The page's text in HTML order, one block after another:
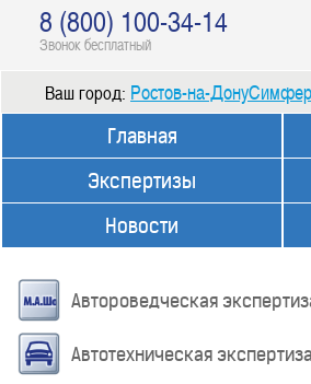
8 (800) 100-34-14
Звонок бесплатный
Ваш город: Ростов-на-
Главная
Экспертизы
Новости
Автороведческая
Автотехническая экспертиза